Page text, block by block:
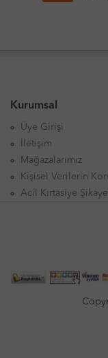
Kurumsal
Üye Girişi
İletişim
Mağazalarımız
Kişisel Verilerin
Acil Kırtasiye